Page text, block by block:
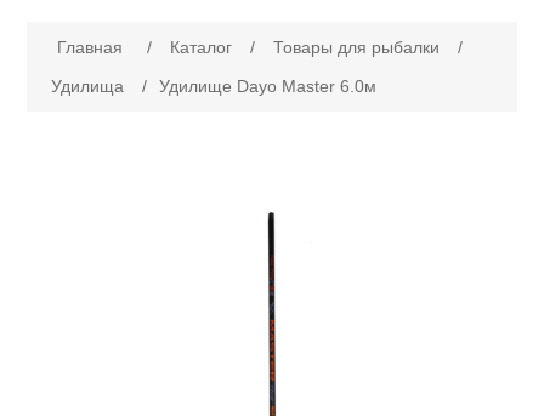
Каталог
Главная / Каталог / Товары для рыбалки
/
Удилища
/ Удилище Dayo Master 6.0м